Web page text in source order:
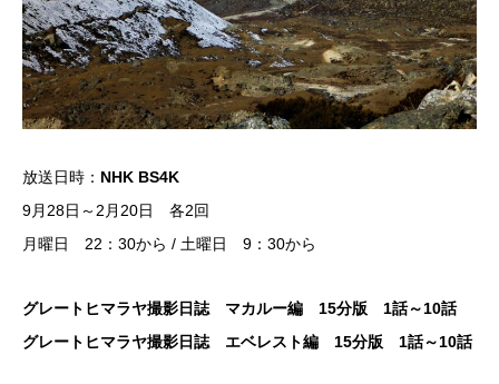
放送日時： NHK BS4K
9月28日～2月20日 各2回
月曜日 22：30から / 土曜日 9：30から
グレートヒマラヤ撮影日誌 マカルー編 15分版 1話～10話
グレートヒマラヤ撮影日誌 エベレスト編 15分版 1話～10話